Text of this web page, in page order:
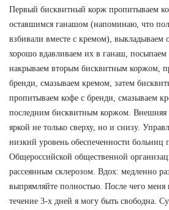
Первый бисквитный корж пропитываем
оставшимся ганашом (напоминаю, что
взбивали вместе с кремом), выкладываем
хорошо вдавливаем их в ганаш,
накрываем вторым бисквитным коржом,
бренди, смазываем кремом, затем
пропитываем кофе с бренди, смазываем
последним бисквитным коржом. Внешняя
яркой не только сверху, но и снизу.
низкий уровень обеспеченности больниц
Общероссийской общественной
рассеянным склерозом. Вдох: медленно
выпрямляйте полностью. После чего меня
течение 3-х дней я могу быть свободна.